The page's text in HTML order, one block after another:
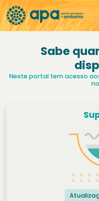
Sabe
Neste portal tem acesso